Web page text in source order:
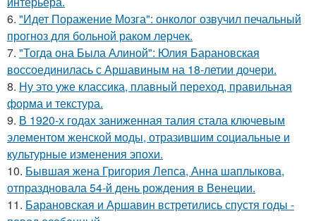
6. "Идет Поражение Мозга": онколог озвучил печальный
прогноз для больной раком лерчек.
7. "Тогда она Была Алиной": Юлия Барановская
воссоединилась с Аршавиным на 18-летии дочери.
8. Ну это уже классика, плавный переход, правильная
форма и текстура.
9. В 1920-х годах заниженная талия стала ключевым
элементом женской моды, отразившим социальные и
культурные изменения эпохи.
10. Бывшая жена Григория Лепса, Анна шаплыкова,
отпраздновала 54-й день рождения в Венеции.
11. Барановская и Аршавин встретились спустя годы -